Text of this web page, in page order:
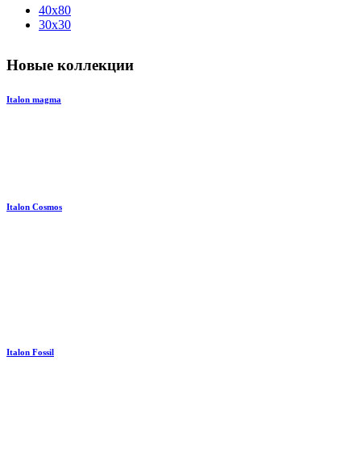
40x80
30x30
Новые коллекции
Italon magma
Italon Cosmos
Italon Fossil